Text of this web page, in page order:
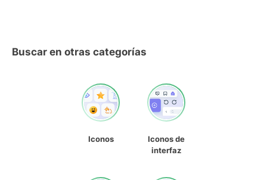
Buscar en otras categorías
Iconos
Iconos de
interfaz